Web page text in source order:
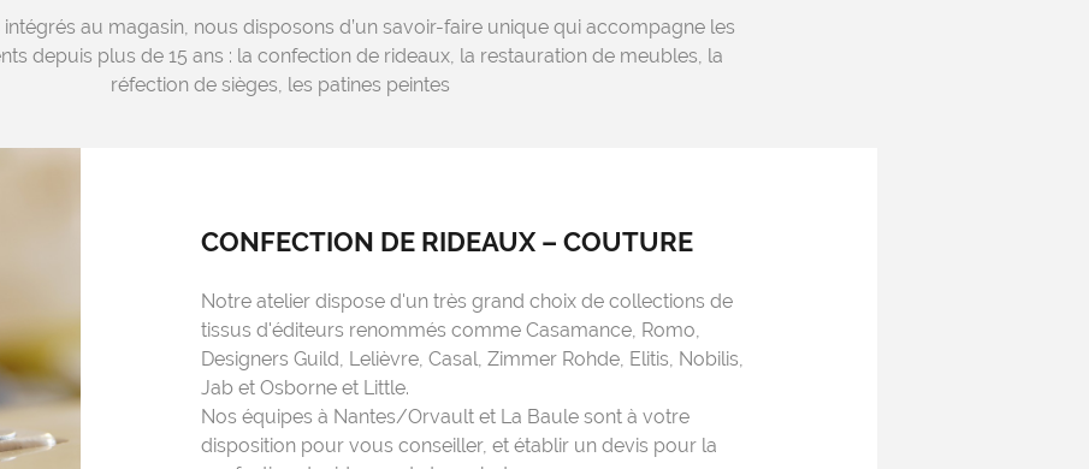
intégrés au magasin, nous disposons d’un savoir-faire unique qui accompagne les
depuis plus de 15 ans : la confection de rideaux, la restauration de meubles, la
réfection de sièges, les patines peintes
CONFECTION DE RIDEAUX – COUTURE
Notre atelier dispose d'un très grand choix de collections de
tissus d'éditeurs renommés comme Casamance, Romo,
Designers Guild, Lelièvre, Casal, Zimmer Rohde, Elitis, Nobilis,
Jab et Osborne et Little.
Nos équipes à Nantes/Orvault et La Baule sont à votre
disposition pour vous conseiller, et établir un devis pour la